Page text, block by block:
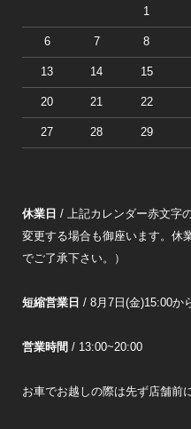
1
6 7 8
13 14 15
20 21 22
27 28 29
休業日 / 上記カレンダー赤文字
変更する場合も御座います。休
でご了承下さい。）
短縮営業日 / 8月7日(金)15:00か
営業時間 / 13:00~20:00
お車でお越しの際は先ず店舗前